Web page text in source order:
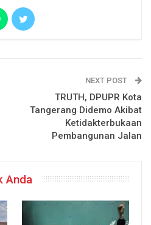
NEXT POST
TRUTH, DPUPR Kota
Tangerang Didemo Akibat
Ketidakterbukaan
Pembangunan Jalan
Anda